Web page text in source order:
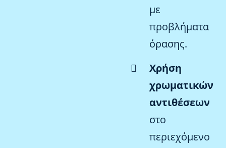
με
προβλήματα
όρασης.
Χρήση
χρωματικών
αντιθέσεων
στο
περιεχόμενο